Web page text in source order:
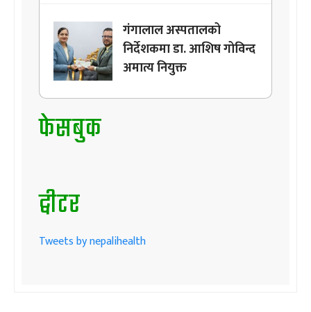
गंगालाल अस्पतालको
निर्देशकमा डा. आशिष गोविन्द
अमात्य नियुक्त
फेसबुक
ट्वीटर
Tweets by nepalihealth